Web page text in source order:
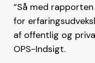
“Så med
for
af offentlig og
OPS-Indsigt.